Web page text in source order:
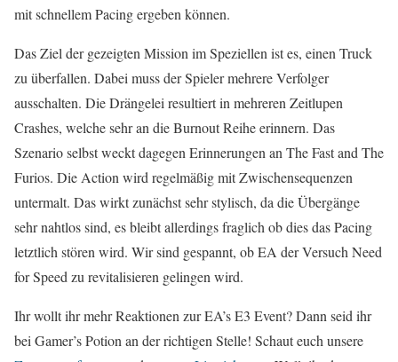
mit schnellem Pacing ergeben können.
Das Ziel der gezeigten Mission im Speziellen ist es, einen Truck
zu überfallen. Dabei muss der Spieler mehrere Verfolger
ausschalten. Die Drängelei resultiert in mehreren Zeitlupen
Crashes, welche sehr an die Burnout Reihe erinnern. Das
Szenario selbst weckt dagegen Erinnerungen an The Fast and The
Furios. Die Action wird regelmäßig mit Zwischensequenzen
untermalt. Das wirkt zunächst sehr stylisch, da die Übergänge
sehr nahtlos sind, es bleibt allerdings fraglich ob dies das Pacing
letztlich stören wird. Wir sind gespannt, ob EA der Versuch Need
for Speed zu revitalisieren gelingen wird.
Ihr wollt ihr mehr Reaktionen zur EA’s E3 Event? Dann seid ihr
bei Gamer’s Potion an der richtigen Stelle! Schaut euch unsere